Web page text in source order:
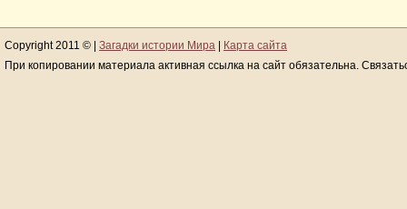
Copyright 2011 © | Загадки истории Мира
Карта сайта
При копировании материала активная ссылка на сайт обязательна.